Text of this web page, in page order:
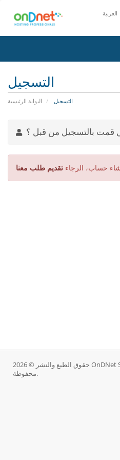
التسجيل
البوابة الرئيسية التسجيل
قمت بالتسجيل من قبل ؟
حساب، الرجاء تقديم طلب معنا
حقوق الطبع والنشر © 2026 OnDNet Services Ltd. جميع الحقوق
محفوظة.